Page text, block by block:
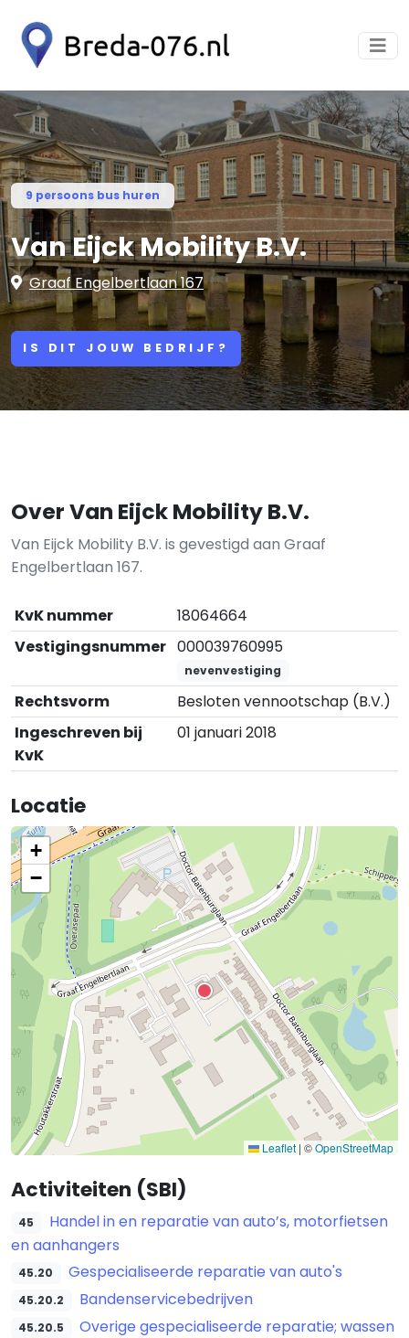
9 persoons bus huren
Van Eijck Mobility B.V.
Graaf Engelbertlaan 167
IS DIT JOUW BEDRIJF?
Over Van Eijck Mobility B.V.
Van Eijck Mobility B.V. is gevestigd aan Graaf
Engelbertlaan 167.
KvK nummer
18064664
Vestigingsnummer 000039760995
nevenvestiging
Rechtsvorm
Besloten vennootschap (B.V.)
Ingeschreven bij
KvK
01 januari 2018
Locatie
+
−
Leaflet | ©OpenStreetMap
Activiteiten (SBI)
45
Handel in en reparatie van auto’s, motorfietsen
en aanhangers
45.20 Gespecialiseerde reparatie van auto's
45.20.2 Bandenservicebedrijven
45.20.5
Overige gespecialiseerde reparatie; wassen